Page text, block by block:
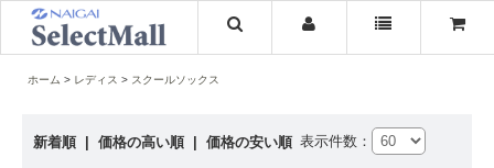
ホーム レディス スクールソックス
新着順 価格の高い順 価格の安い順 表示件数：